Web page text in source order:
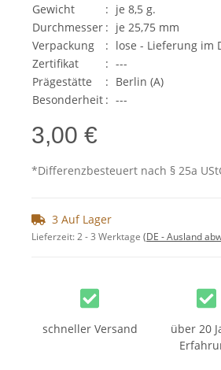
Gewicht
: je 8,5 g.
Durchmesser : je 25,75 mm
Verpackung
: lose - Lieferung im
Zertifikat
: ---
Prägestätte
: Berlin (A)
Besonderheit : ---
3,00 €
*Differenzbesteuert nach § 25a
3 Auf Lager
Lieferzeit:2 - 3 Werktage (DE - Ausland
schneller Versand
über 20